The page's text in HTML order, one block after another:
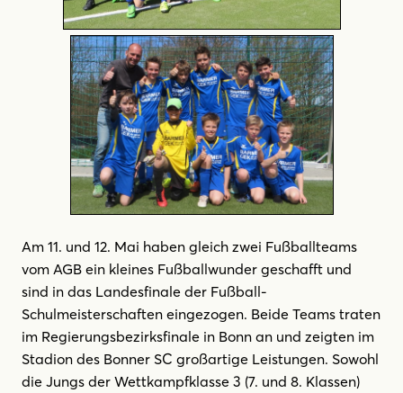
Am 11. und 12. Mai haben gleich zwei Fußballteams
vom AGB ein kleines Fußballwunder geschafft und
sind in das Landesfinale der Fußball-
Schulmeisterschaften eingezogen. Beide Teams traten
im Regierungsbezirksfinale in Bonn an und zeigten im
Stadion des Bonner SC großartige Leistungen. Sowohl
die Jungs der Wettkampfklasse 3 (7. und 8. Klassen)